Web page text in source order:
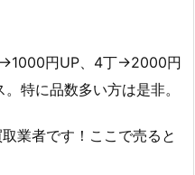
円UP、4丁→2000円
特に品数多い方は是非。
業者です！ここで売ると